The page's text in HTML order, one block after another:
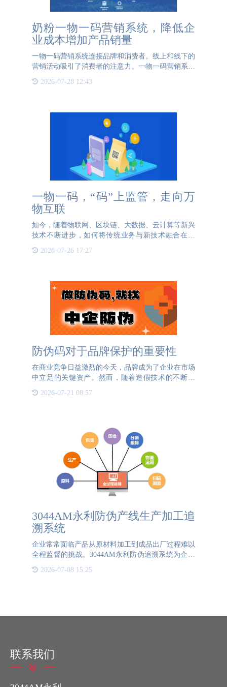
奶粉一物一码营销系统，降低企
业成本增加产品销量
一物一码营销系统连接品牌和消费者。线上和线下的
营销活动吸引了消费者的注意力。一物一码营销系统
新颖的营销活动可以让消费者积极参与，降低运营成
本，增加企业产品销量。奶粉采用一物一码营销系统
2026-07-28 12:43
一物一码，“码”上监管，走向万
物互联
如今，随着物联网、区块链、大数据、云计算等新兴
技术不断进步，如何将传统业务与新技术融合在一
起，形成新的数字化方案，成为了企业发展的重要课
题。为此，一物一码数字化防伪溯源体系为制造业应
2026-07-26 17:27
防伪码对于品牌保护的重要性
在商业竞争日益激烈的今天，品牌成为了企业在市场
中立足的关键资产。然而，随着造假技术的不断提
高，假冒伪劣产品在市场上层出不穷，严重损害了企
业的品牌形象，也给消费者带来了极大的困扰。此
2026-07-21 08:57
3044AM永利防伪产线生产加工追
溯系统
企业常常面临产品从原材料加工到成品出厂过程难以
全程监督的挑战。3044AM永利防伪追溯系统为企业
个二维码，实现了产品全流程的追溯。这个二维码包
2026-07-08 15:25
联系我们